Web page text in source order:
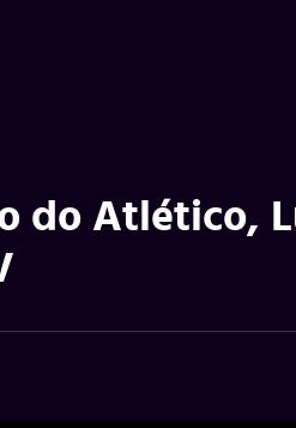
do Atlético,